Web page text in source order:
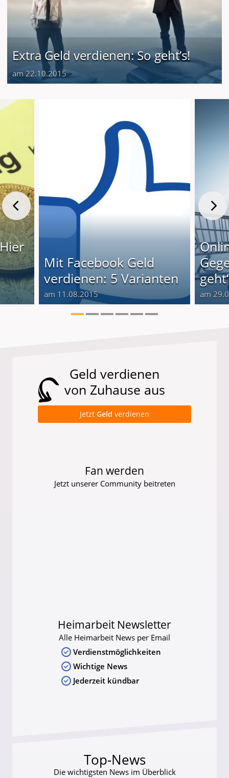
Extra Geld verdienen: So geht’s!
am 22.10.2015
Mit Facebook Geld
verdienen: 5 Varianten
am 11.08.2015 am
Geld verdienen
von Zuhause aus
Jetzt Geld verdienen
Fan werden
Jetzt unserer Community beitreten
Heimarbeit Newsletter
Alle Heimarbeit News per Email
Verdienstmöglichkeiten
Wichtige News
Jederzeit kündbar
Top-News
Die wichtigsten News im Überblick